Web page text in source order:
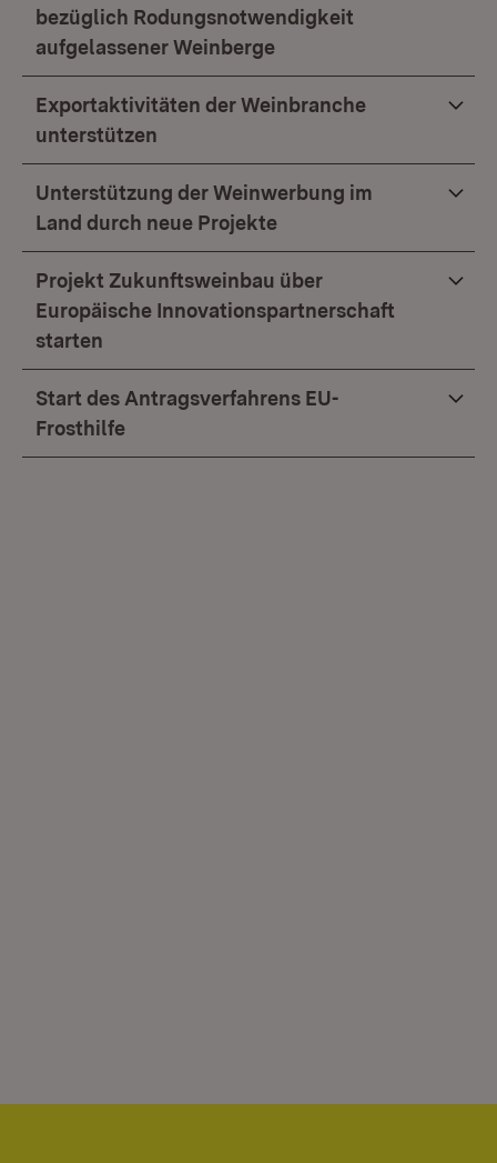
bezüglich Rodungsnotwendigkeit
aufgelassener Weinberge
Exportaktivitäten der Weinbranche
unterstützen
Unterstützung der Weinwerbung im
Land durch neue Projekte
Projekt Zukunftsweinbau über
Europäische Innovationspartnerschaft
starten
Start des Antragsverfahrens EU-
Frosthilfe